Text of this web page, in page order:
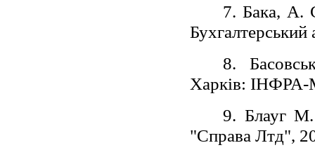
7. Бака, А.
Бухгалтерський
8.
Харків: ІНФРА-
9. Блауг М.
"Справа Лтд",